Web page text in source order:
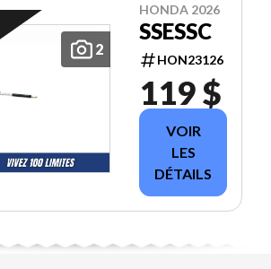
2
HONDA 2026
SSESSC
HON23126
119 $
VOIR
LES
DÉTAILS